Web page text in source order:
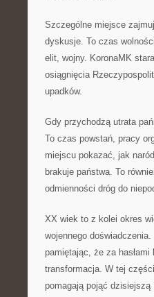
Szczególne miejsce
dyskusje. To czas
elit, wojny. KoronaMK
osiągnięcia
upadków.
Gdy przychodzą utrata
To czas powstań, pracy
miejscu pokazać, jak
brakuje państwa. To
odmienności dróg do
XX wiek to z kolei okres
wojennego
pamiętając, że za
transformacja. W tej
pomagają pojąć